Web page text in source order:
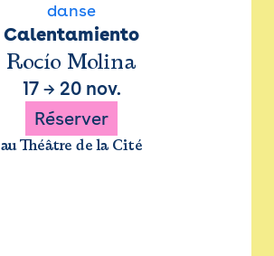
danse
Calentamiento
Rocío Molina
17→ 20 nov.
Réserver
au Théâtre de la Cité